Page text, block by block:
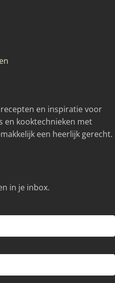
en inspiratie voor
en kooktechnieken met
een heerlijk gerecht.
in je inbox.